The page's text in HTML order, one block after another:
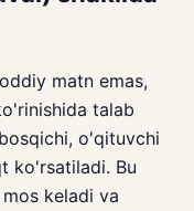
matn emas,
talab
o'qituvchi
ko'rsatiladi. Bu
keladi va